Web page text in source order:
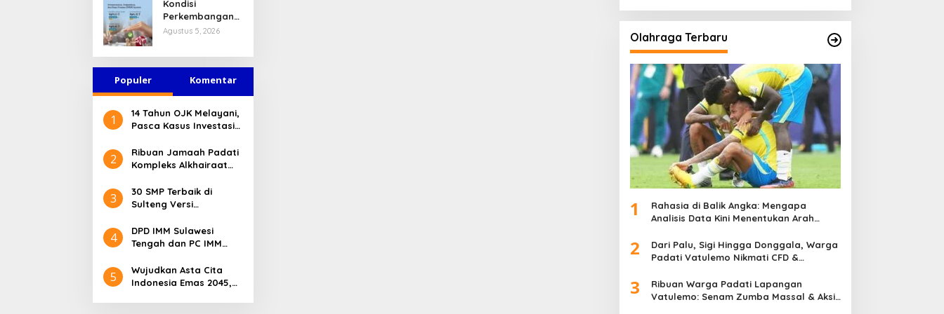
Kondisi
Perkembangan
Sektor Asuransi,
Juni 2026
Agustus 5, 2026
Populer Komentar
1
14 Tahun OJK Melayani,
Pasca Kasus Investasi
Sulteng Menilai Peran
OJK Sangat Penting
2
Ribuan Jamaah Padati
Kompleks Alkhairaat
Nasional dan Daerah
Hadir
3
30 SMP Terbaik di
Sulteng Versi
4
DPD IMM Sulawesi
Tengah dan PC IMM
Mantan Kapolresta
Palu
5
Wujudkan Asta Cita
Indonesia Emas 2045,
Olahraga Terbaru
1
Rahasia di Balik Angka: Mengapa
Analisis Data Kini Menentukan Arah
2
Dari Palu, Sigi Hingga Donggala, Warga
Padati Vatulemo Nikmati CFD &
3
Ribuan Warga Padati Lapangan
Vatulemo: Senam Zumba Massal & Aksi